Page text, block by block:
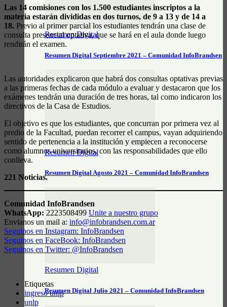
Resumen Digital
Resumen Digital Septiembre 2021 – Comunidad InfoBrandsen
Resumen Digital
Resumen Digital Agosto 2021 – Comunidad InfoBrandsen
Resumen Digital
Resumen Digital Julio 2021 – Comunidad InfoBrandsen
Las 14 comisiones con los 1.500 estudiantes inscriptos a la
materia estarán divididas en dos turnos, de 9 a 13 y de 14 a
18. Previo al primer parcial los estudiantes tendrán una clase de
consulta presencial optativa, que se hará en el aula donde luego
rendirán el examen.
Las autoridades explicaron que habrá dos consultas optativas previas
a las primeras fechas de cada módulo a evaluar y destacaron que los
exámenes tendrán una duración de tres horas, tal como indicaron los
directivos de la Casa de Estudios.
El objetivo es que los estudiantes, que concurran por primera vez al
predio de la Facultad, puedan recorrer el campus, vayan adquiriendo
sentido de pertenencia a la institución y empiecen a reconocerse
como alumnos universitarios, con las responsabilidades que ello
conlleva.
221 Noticias.
Comunidad InfoBrandsen
WhatsApp: 2223508499 Unite a nuestro grupo
Envianos un mail a: info@infobrandsen.com.ar
Seguinos en Instagram: InfoBrandsen
Seguinos en FaceBook: InfoBrandsen
Seguinos en Twitter: @InfoBrandsen
Etiquetas
ingreso unlp
unlp